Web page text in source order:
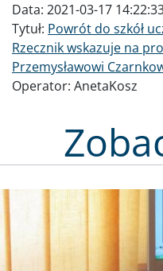
Data: 2021-03-17
Tytuł: Powrót do szkół
Rzecznik wskazuje na
Przemysławowi
Operator: AnetaKosz
Obraz